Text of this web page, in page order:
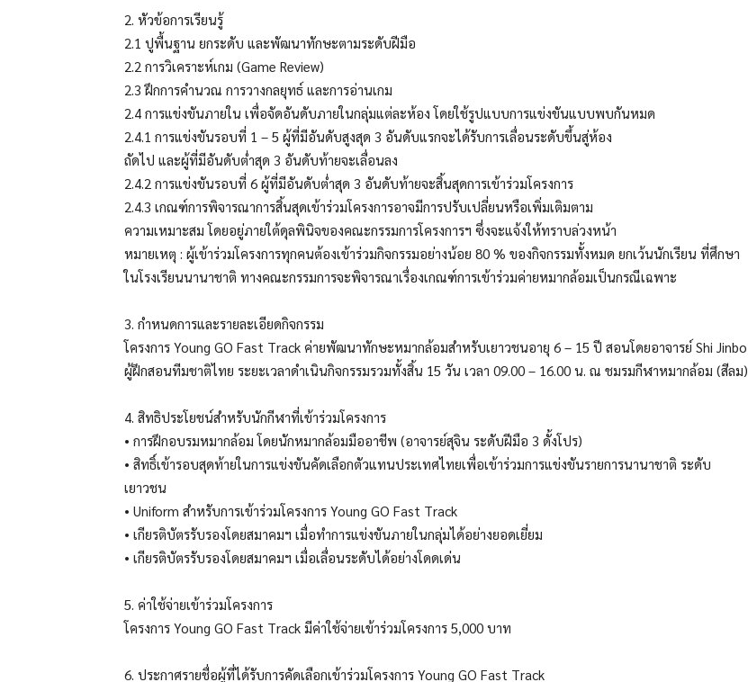
2. หัวข้อการเรียนรู้
2.1 ปูพื้นฐาน ยกระดับ และพัฒนาทักษะตามระดับฝีมือ
2.2 การวิเคราะห์เกม (Game Review)
2.3 ฝึกการคำนวณ การวางกลยุทธ์ และการอ่านเกม
2.4 การแข่งขันภายใน เพื่อจัดอันดับภายในกลุ่มแต่ละห้อง โดยใช้รูปแบบการแข่งขันแบบพบกันหมด
2.4.1 การแข่งขันรอบที่ 1 – 5 ผู้ที่มีอันดับสูงสุด 3 อันดับแรกจะได้รับการเลื่อนระดับขึ้นสู่ห้อง
ถัดไป และผู้ที่มีอันดับต่ำสุด 3 อันดับท้ายจะเลื่อนลง
2.4.2 การแข่งขันรอบที่ 6 ผู้ที่มีอันดับต่ำสุด 3 อันดับท้ายจะสิ้นสุดการเข้าร่วมโครงการ
2.4.3 เกณฑ์การพิจารณาการสิ้นสุดเข้าร่วมโครงการอาจมีการปรับเปลี่ยนหรือเพิ่มเติมตาม
ความเหมาะสม โดยอยู่ภายใต้ดุลพินิจของคณะกรรมการโครงการฯ ซึ่งจะแจ้งให้ทราบล่วงหน้า
หมายเหตุ : ผู้เข้าร่วมโครงการทุกคนต้องเข้าร่วมกิจกรรมอย่างน้อย 80 % ของกิจกรรมทั้งหมด ยกเว้นนักเรียน ที่ศึกษา
ในโรงเรียนนานาชาติ ทางคณะกรรมการจะพิจารณาเรื่องเกณฑ์การเข้าร่วมค่ายหมากล้อมเป็นกรณีเฉพาะ
3. กำหนดการและรายละเอียดกิจกรรม
โครงการ Young GO Fast Track ค่ายพัฒนาทักษะหมากล้อมสำหรับเยาวชนอายุ 6 – 15 ปี สอนโดยอาจารย์ Shi Jinbo
ผู้ฝึกสอนทีมชาติไทย ระยะเวลาดำเนินกิจกรรมรวมทั้งสิ้น 15 วัน เวลา 09.00 – 16.00 น. ณ ชมรมกีฬาหมากล้อม (สีลม)
4. สิทธิประโยชน์สำหรับนักกีฬาที่เข้าร่วมโครงการ
• การฝึกอบรมหมากล้อม โดยนักหมากล้อมมืออาชีพ (อาจารย์สุจิน ระดับฝีมือ 3 ดั้งโปร)
• สิทธิ์เข้ารอบสุดท้ายในการแข่งขันคัดเลือกตัวแทนประเทศไทยเพื่อเข้าร่วมการแข่งขันรายการนานาชาติ ระดับ
เยาวชน
• Uniform สำหรับการเข้าร่วมโครงการ Young GO Fast Track
• เกียรติบัตรรับรองโดยสมาคมฯ เมื่อทำการแข่งขันภายในกลุ่มได้อย่างยอดเยี่ยม
• เกียรติบัตรรับรองโดยสมาคมฯ เมื่อเลื่อนระดับได้อย่างโดดเด่น
5. ค่าใช้จ่ายเข้าร่วมโครงการ
โครงการ Young GO Fast Track มีค่าใช้จ่ายเข้าร่วมโครงการ 5,000 บาท
6. ประกาศรายชื่อผู้ที่ได้รับการคัดเลือกเข้าร่วมโครงการ Young GO Fast Track